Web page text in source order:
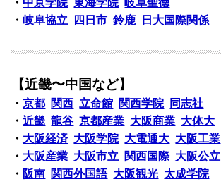
・中京学院 東海学院 岐阜聖徳
・岐阜協立 四日市 鈴鹿 日大国際関係
【近畿〜中国など】
・京都 関西 立命館 関西学院
同志社
・近畿 龍谷 京都産業 大阪商業 大体大
・ 大阪経済 大阪学院 大電通大 大阪工業
・ 大阪産業 大阪市立 関西国際 大阪公立
・ 阪南 関西外国語 大阪観光 太成学院